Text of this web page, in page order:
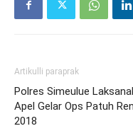
Artikulli paraprak
Polres Simeulue
Apel Gelar Ops Patuh
2018